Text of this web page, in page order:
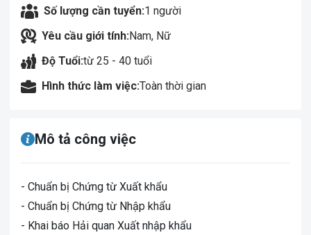
Số lượng cần tuyển:1 người
Yêu cầu giới tính:Nam, Nữ
Độ Tuổi:từ 25 - 40 tuổi
Hình thức làm việc:Toàn thời gian
Mô tả công việc
- Chuẩn bị Chứng từ Xuất khẩu
- Chuẩn bị Chứng từ Nhập khẩu
- Khai báo Hải quan Xuất nhập khẩu